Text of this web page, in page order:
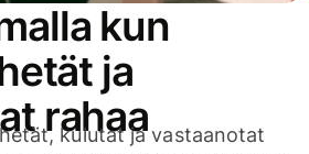
kun
ja
rahaa
kulutat ja vastaanotat